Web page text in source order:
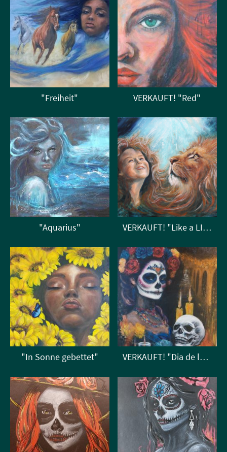
"Freiheit" VERKAUFT! "Red"
"Aquarius" VERKAUFT! "Like a LION- strong, brave & majestic"
"In Sonne gebettet" VERKAUFT! "Dia de los muertos"